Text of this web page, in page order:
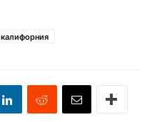
калифорния